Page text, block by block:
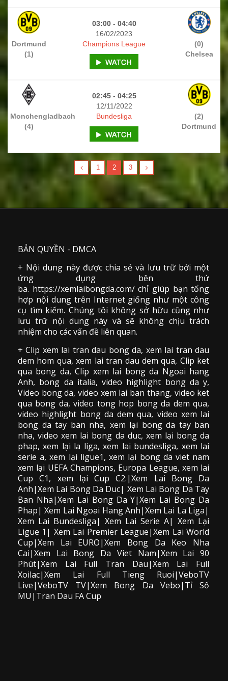
03:00 - 04:40
16/02/2023
Dortmund
(1)
(0)
Chelsea
Champions League
02:45 - 04:25
12/11/2022
Monchengladbach
(4)
(2)
Dortmund
Bundesliga
1 2 3
BẢN QUYỀN - DMCA
+ Nội dung này được chia sẻ và lưu trữ bởi một
ứng dụng bên thứ
ba. https://xemlaibongda.com/ chỉ giúp bạn tổng
hợp nội dung trên Internet giống như một công
cụ tìm kiếm. Chúng tôi không sở hữu cũng như
lưu trữ nội dung này và sẽ không chịu trách
nhiệm cho các vấn đề liên quan.
+ Clip xem lai tran dau bong da, xem lai tran dau
dem hom qua, xem lai tran dau dem qua, Clip ket
qua bong da, Clip xem lai bong da Ngoai hang
Anh, bong da italia, video highlight bong da y,
Video bong da,video xem lai ban thang, video ket
qua bong da, video tong hop bong da dem qua,
video highlight bong da dem qua, video xem lai
bong da tay ban nha, xem lại bong da tay ban
nha,video xem lai bong da duc, xem lại bong da
phap, xem lại la liga, xem lai bundesliga, xem lai
serie a, xem lại ligue1, xem lại bong da viet nam
xem lại UEFA Champions, Europa League, xem lai
Cup C1, xem lại Cup C2.|Xem Lai Bong Da
Anh|Xem Lai Bong Da Duc| Xem Lai Bong Da Tay
Ban Nha|Xem Lai Bong Da Y|Xem Lai Bong Da
Phap| Xem Lai Ngoai Hang Anh|Xem Lai La Liga|
Xem Lai Bundesliga| Xem Lai Serie A| Xem Lại
Ligue 1| Xem Lai Premier League|Xem Lai World
Cup|Xem Lai EURO|Xem Bong Da Keo Nha
Cai|Xem Lai Bong Da Viet Nam|Xem Lai 90
Phút|Xem Lai Full Tran Dau|Xem Lai Full
Xoilac|Xem Lai Full Tieng Ruoi|VeboTV
Live|VeboTV TV|Xem Bong Da Vebo|Tỉ Số
MU|Tran Dau FA Cup